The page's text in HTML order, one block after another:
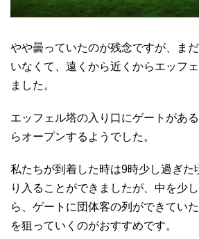
やや曇っていたのが残念ですが、ま
いなくて、遠くから近くからエッフ
ました。
エッフェル塔の入り口にゲートがあ
らオープンするようでした。
私たちが到着した時は9時少し過ぎた
り入ることができましたが、中を少
ら、ゲートに団体客の列ができてい
を狙っていくのがおすすめです。